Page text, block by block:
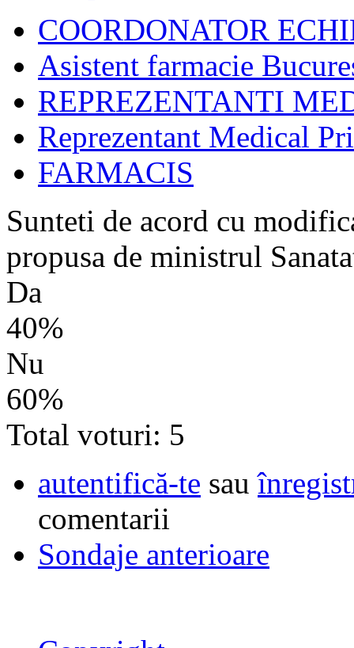
COORDONATOR
Asistent farmacie
REPREZENTANTI
Reprezentant Medical
FARMACIS
Sunteti de acord cu
propusa de ministrul
Da
40%
Nu
60%
Total voturi: 5
autentifică-te sau
comentarii
Sondaje anterioare